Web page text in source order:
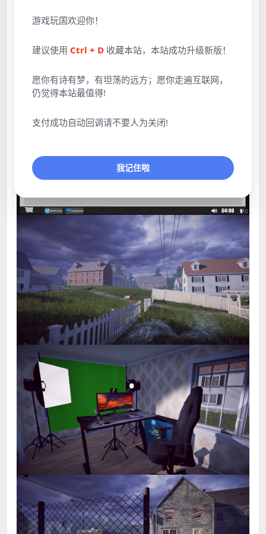
游戏玩国欢迎你！
建议使用 Ctrl + D 收藏本站，本站成功升级新版！
愿你有诗有梦，有坦荡的远方；愿你走遍互联网，
仍觉得本站最值得!
支付成功自动回调请不要人为关闭!
我记住啦